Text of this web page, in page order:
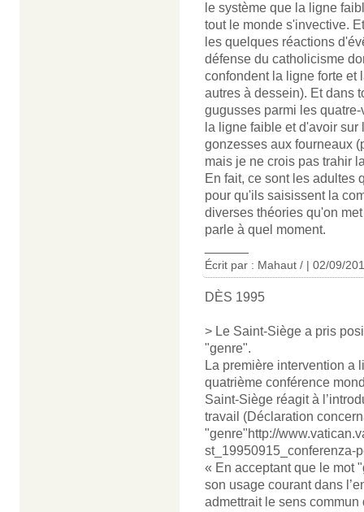
le système que la ligne
tout le monde s'invective.
les quelques réactions
défense du catholicisme
confondent la ligne forte et
autres à dessein). Et dans
gugusses parmi les
la ligne faible et d'avoir
gonzesses aux fourneaux
mais je ne crois pas trahir
En fait, ce sont les adultes
pour qu'ils saisissent la
diverses théories qu'on
parle à quel moment.
Écrit par : Mahaut / | 02/09/
DÈS 1995
> Le Saint-Siège a pris
"genre".
La première intervention a
quatrième conférence
Saint-Siège réagit à
travail (Déclaration
"genre"http://
st_19950915_conferenza-
« En acceptant que le mot
son usage courant dans
admettrait le sens